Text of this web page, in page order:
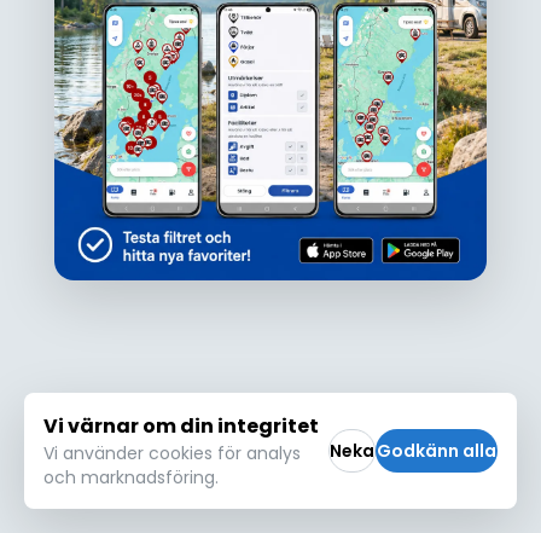
Ojdå!
Den här platsen hittades inte eller kunde
inte läsas in korrekt. Vänligen försök igen
Försök igen
Vi värnar om din integritet
Vi använder cookies för analys
och marknadsföring.
NekaGodkänn alla